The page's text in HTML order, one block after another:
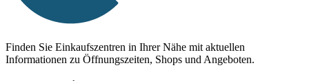
Finden Sie Einkaufszentren in Ihrer Nähe mit aktuellen
Informationen zu Öffnungszeiten, Shops und Angeboten.